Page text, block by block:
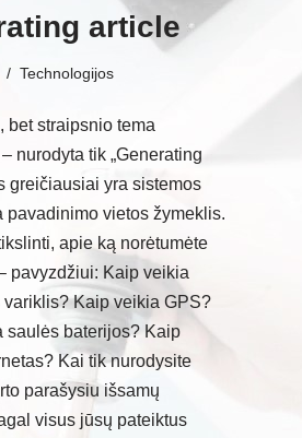
article
Technologijos
bet straipsnio tema
nurodyta tik „Generating
greičiausiai yra sistemos
pavadinimo vietos žymeklis.
apie ką norėtumėte
pavyzdžiui: Kaip veikia
variklis? Kaip veikia GPS?
saulės baterijos? Kaip
Kai tik nurodysite
parašysiu išsamų
visus jūsų pateiktus